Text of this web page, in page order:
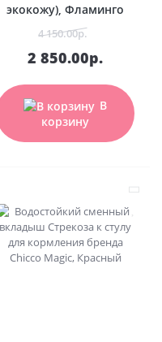
экокожу), Фламинго
4 150.00р.
2 850.00р.
В
корзину